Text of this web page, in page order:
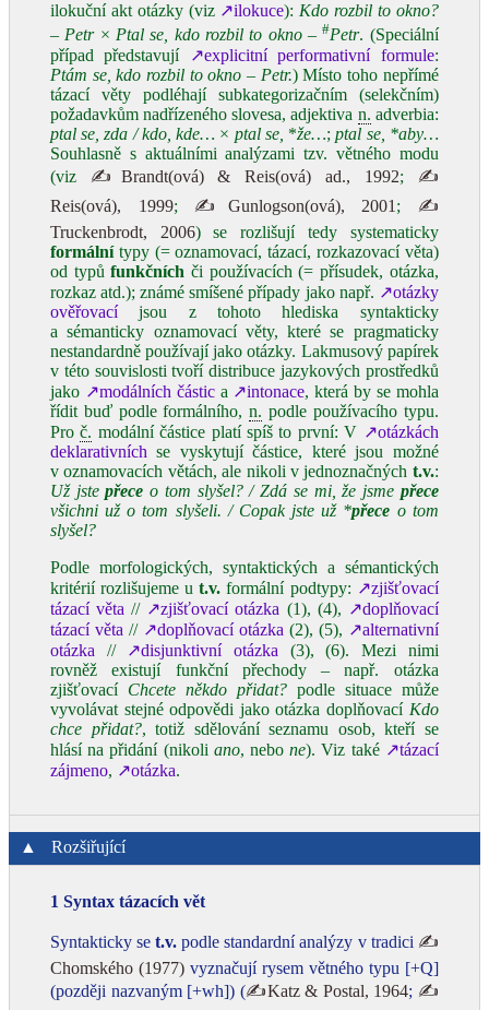
ilokuční akt otázky (viz ↗ilokuce): Kdo rozbil to okno?
– Petr× Ptal se, kdo rozbil to okno – #Petr. (Speciální
případ představují
↗explicitní performativní formule:
Ptám se, kdo rozbil to okno – Petr.) Místo toho nepřímé
tázací věty podléhají subkategorizačním (selekčním)
požadavkům nadřízeného slovesa, adjektiva n. adverbia:
ptal se, zda / kdo, kde… × ptal se, *že…;ptal se, *aby…
Souhlasně s aktuálními analýzami tzv. větného modu
(viz ✍Brandt(ová) & Reis(ová) ad., 1992; ✍
Reis(ová), 1999; ✍Gunlogson(ová), 2001 ; ✍
Truckenbrodt, 2006) se rozlišují tedy systematicky
formálnítypy (= oznamovací, tázací, rozkazovací věta)
od typůfunkčních či používacích (= přísudek, otázka,
rozkaz atd.); známé smíšené případy jako např. ↗otázky
ověřovacíjsou z tohoto hlediska syntakticky
a sémanticky oznamovací věty, které se pragmaticky
nestandardně používají jako otázky. Lakmusový papírek
v této souvislosti tvoří distribuce jazykových prostředků
jako ↗modálních částica ↗intonace, která by se mohla
řídit buď podle formálního,n. podle používacího typu.
Proč. modální částice platí spíš to první: V ↗otázkách
deklarativních se vyskytují částice, které jsou možné
v oznamovacích větách, ale nikoli v jednoznačných t.v.:
Už jste přece o tom slyšel? / Zdá se mi, že jsme přece
všichni už o tom slyšeli. / Copak jste už *přece o tom
slyšel?
Podle morfologických, syntaktických a sémantických
kritérií rozlišujeme ut.v. formální podtypy: ↗zjišťovací
tázací věta // ↗zjišťovací otázka (1), (4), ↗doplňovací
tázací věta // ↗doplňovací otázka (2), (5), ↗alternativní
otázka // ↗disjunktivní otázka (3), (6). Mezi nimi
rovněž existují funkční přechody – např. otázka
zjišťovací Chcete někdo přidat?podle situace může
vyvolávat stejné odpovědi jako otázka doplňovací Kdo
chce přidat?, totiž sdělování seznamu osob, kteří se
hlásí na přidání (nikoli ano, nebone). Viz také ↗tázací
zájmeno, ↗otázka.
▲ Rozšiřující
1 Syntax tázacích vět
Syntakticky set.v. podle standardní analýzy v tradici ✍
Chomského (1977)vyznačují rysem větného typu [+Q]
(později nazvaným [+wh]) (✍Katz & Postal, 1964; ✍